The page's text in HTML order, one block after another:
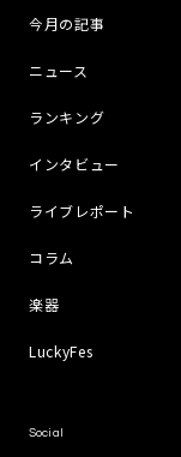
今月の記事
ニュース
ランキング
インタビュー
ライブレポート
コラム
楽器
LuckyFes
Social